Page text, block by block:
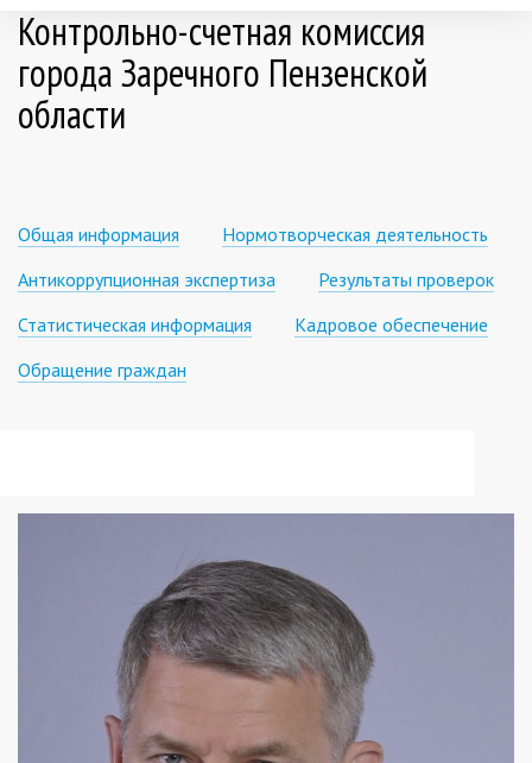
Контрольно-счетная комиссия
города Заречного Пензенской
области
Общая информация
Нормотворческая деятельность
Антикоррупционная экспертиза
Результаты проверок
Статистическая информация
Кадровое обеспечение
Обращение граждан